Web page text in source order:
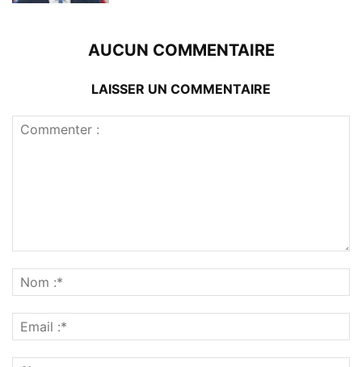
AUCUN COMMENTAIRE
LAISSER UN COMMENTAIRE